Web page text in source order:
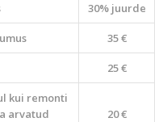
30% juurde
35 €
25 €
kui remonti
arvatud
20 €